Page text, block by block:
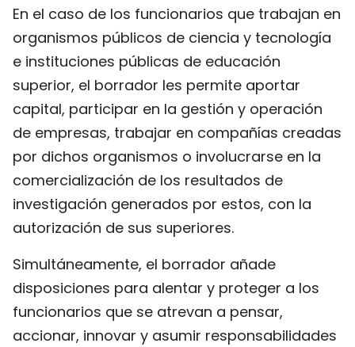
En el caso de los funcionarios que trabajan en
organismos públicos de ciencia y tecnología
e instituciones públicas de educación
superior, el borrador les permite aportar
capital, participar en la gestión y operación
de empresas, trabajar en compañías creadas
por dichos organismos o involucrarse en la
comercialización de los resultados de
investigación generados por estos, con la
autorización de sus superiores.
Simultáneamente, el borrador añade
disposiciones para alentar y proteger a los
funcionarios que se atrevan a pensar,
accionar, innovar y asumir responsabilidades